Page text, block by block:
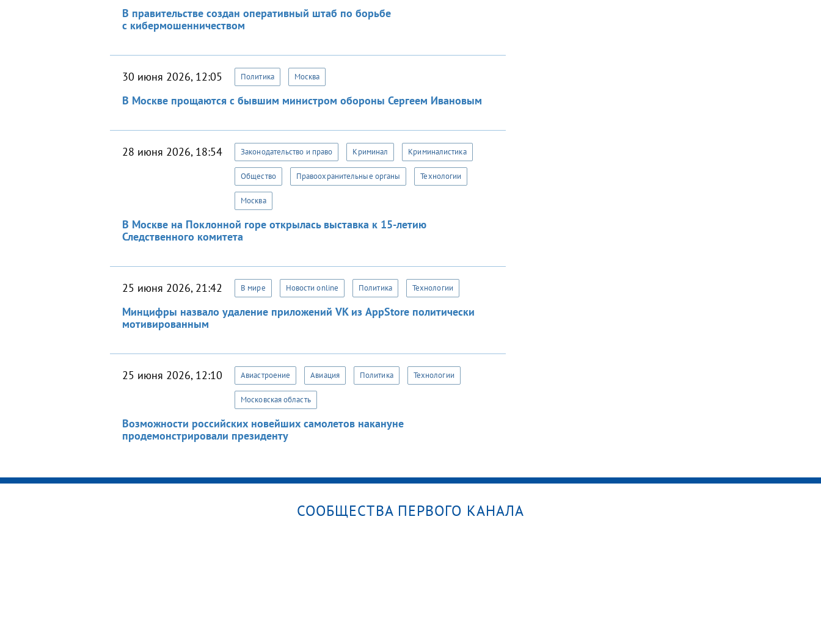
В правительстве создан оперативный штаб по борьбе
с кибермошенничеством
30 июня 2026, 12:05 Политика Москва
В Москве прощаются с бывшим министром обороны Сергеем Ивановым
28 июня 2026, 18:54 Законодательство и право Криминал Криминалистика
Общество Правоохранительные органы Технологии
Москва
В Москве на Поклонной горе открылась выставка к 15-летию
Следственного комитета
25 июня 2026, 21:42 В мире Новости online Политика Технологии
Минцифры назвало удаление приложений VK из AppStore политически
мотивированным
25 июня 2026, 12:10 Авиастроение Авиация Политика Технологии
Московская область
Возможности российских новейших самолетов накануне
продемонстрировали президенту
СООБЩЕСТВА ПЕРВОГО КАНАЛА